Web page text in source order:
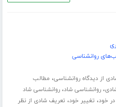
روانشناسی
از دیدگاه روانشناسی، مطالب
،روانشناسی شاد،روانشناسی شاد
خود، تغییر خود، تعریف شادی از نظر